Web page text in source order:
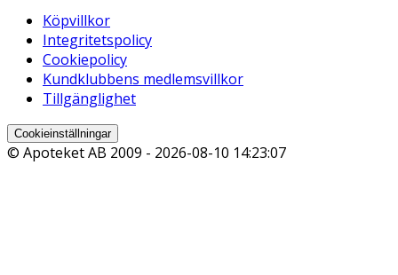
Köpvillkor
Integritetspolicy
Cookiepolicy
Kundklubbens medlemsvillkor
Tillgänglighet
Cookieinställningar
© Apoteket AB 2009 - 2026-08-10 14:23:07